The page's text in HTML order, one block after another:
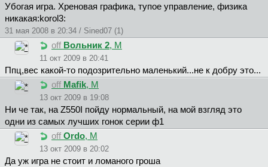
Убогая игра. Хреновая графика, тупое управление, физика
никакая:korol3:
31 мая 2008 в 20:34 / Sined07 (1)
off Вольник 2, М
11 окт 2009 в 20:41
Ппц,вес какой-то подозрительно маленький...не к добру это...
off Mafik, М
13 окт 2009 в 19:08
Ни че так, на Z550I пойду нормальный, на мой взгляд это
одни из самых лучших гонок серии ф1
off Ordo, М
13 окт 2009 в 20:02
Да уж игра не стоит и ломаного гроша